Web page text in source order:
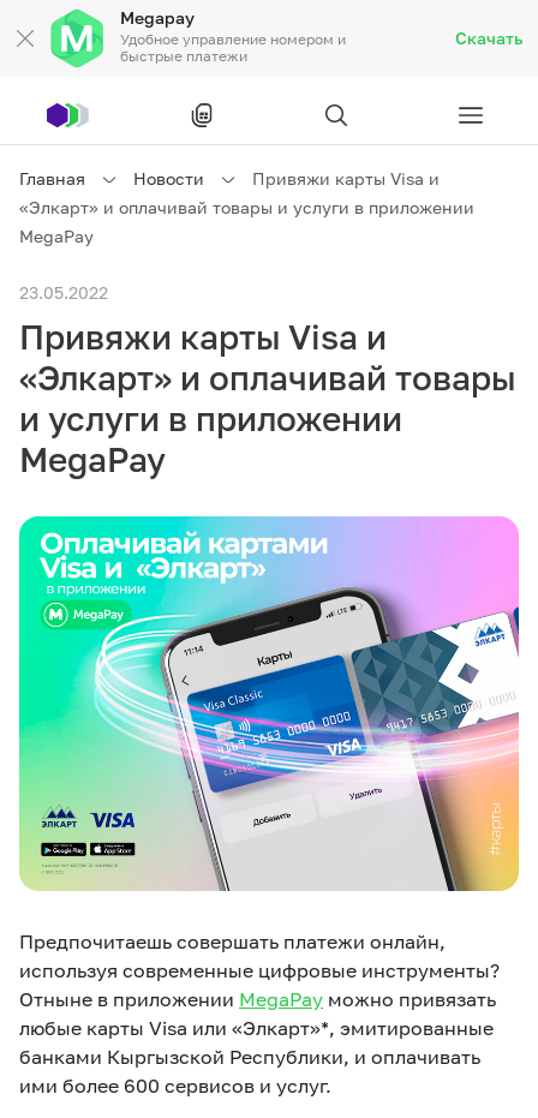
Megapay
Удобное управление номером и
быстрые платежи
Скачать
Частным клиентам
Частным клиентам
Бизнесу
Связь
Тарифы Акции Роуминг
eSIM M2M
Услуги
Все услуги Развлечения Соц.сети
Звонки и SMS Подбор номера Доставка SIM
Компания
О нас Новости Работа в MEGA
Партнерам
Карта офисов и
покрытие
MegaTV MegaPay MegaKassa
Главная Новости
Привяжи карты Visa и
«Элкарт» и оплачивай товары и услуги в приложении
MegaPay
23.05.2022
Привяжи карты Visa и
«Элкарт» и оплачивай товары
и услуги в приложении
MegaPay
Предпочитаешь совершать платежи онлайн,
используя современные цифровые инструменты?
Отныне в приложении MegaPay можно привязать
любые карты Visa или «Элкарт»*, эмитированные
банками Кыргызской Республики, и оплачивать
ими более 600 сервисов и услуг.